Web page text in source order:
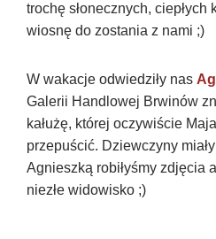
trochę słonecznych,
wiosnę do zostania z nami ;)
W wakacje odwiedziły nas
Galerii Handlowej Brwinów
kałużę, której oczywiście
przepuścić. Dziewczyny
Agnieszką robiłyśmy zdjęcia
niezłe widowisko ;)